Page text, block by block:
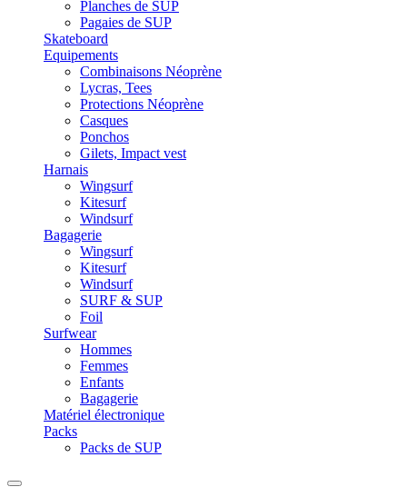
Planches de SUP
Pagaies de SUP
Skateboard
Equipements
Combinaisons Néoprène
Lycras, Tees
Protections Néoprène
Casques
Ponchos
Gilets, Impact vest
Harnais
Wingsurf
Kitesurf
Windsurf
Bagagerie
Wingsurf
Kitesurf
Windsurf
SURF & SUP
Foil
Surfwear
Hommes
Femmes
Enfants
Bagagerie
Matériel électronique
Packs
Packs de SUP